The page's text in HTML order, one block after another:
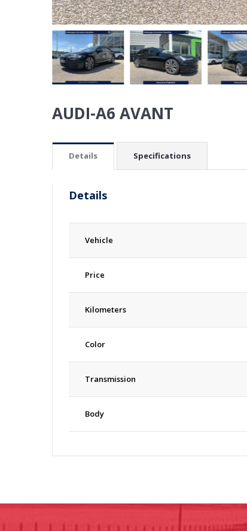
AUDI-A6 AVANT
Details Specifications
Details
Vehicle
Price
Kilometers
Color
Transmission
Body